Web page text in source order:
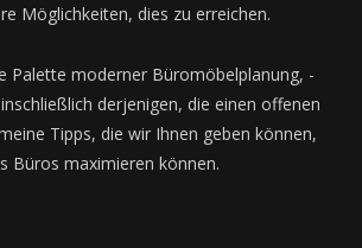
Möglichkeiten, dies zu erreichen.
Palette moderner Büromöbelplanung, -
derjenigen, die einen offenen
Tipps, die wir Ihnen geben können,
Büros maximieren können.